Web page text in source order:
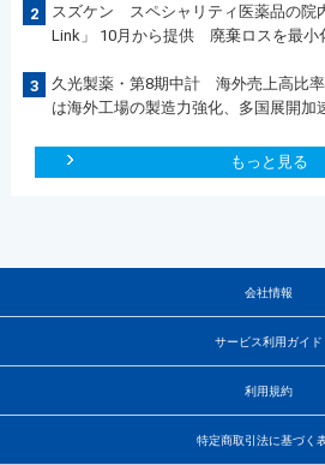
2
スズケン スペシャリティ医薬品の院
Link」 10月から提供 廃棄ロスを最小
3
久光製薬・第8期中計 海外売上高比
は海外工場の製造力強化、多国展開加
もっと見る
会社情報
サービス利用ガイド
利用規約
特定商取引法に基づく